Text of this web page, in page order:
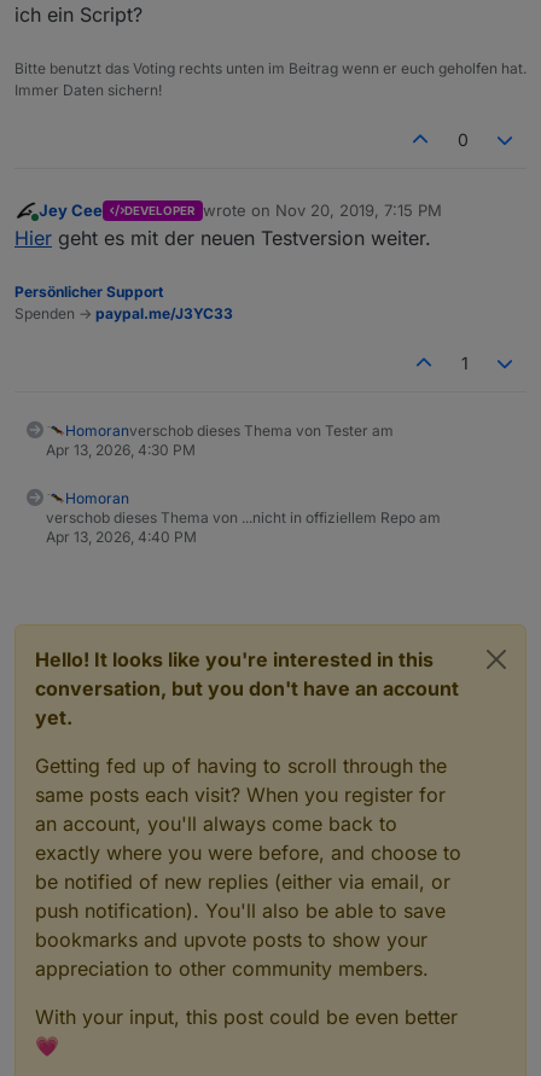
ich ein Script?
Bitte benutzt das Voting rechts unten im Beitrag wenn er euch geholfen hat.
Immer Daten sichern!
0
Jey Cee DEVELOPER wrote on Nov 20, 2019, 7:15 PM
last edited by
Hier geht es mit der neuen Testversion weiter.
Persönlicher Support
Spenden -> paypal.me/J3YC33
1
Homoranverschob dieses Thema von Tester am
Apr 13, 2026, 4:30 PM
Homoran
verschob dieses Thema von ...nicht in offiziellem Repo am
Apr 13, 2026, 4:40 PM
Hello! It looks like you're interested in this
conversation, but you don't have an account
yet.
Getting fed up of having to scroll through the
same posts each visit? When you register for
an account, you'll always come back to
exactly where you were before, and choose to
be notified of new replies (either via email, or
push notification). You'll also be able to save
bookmarks and upvote posts to show your
appreciation to other community members.
With your input, this post could be even better
💗